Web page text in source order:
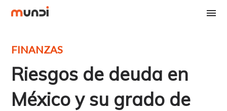
FINANZAS
Riesgos de deuda en
México y su grado de